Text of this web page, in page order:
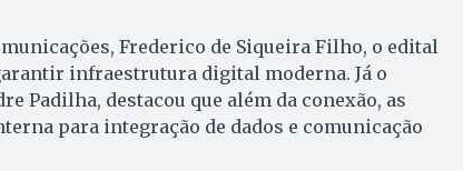
Frederico de Siqueira Filho, o edital
infraestrutura digital moderna. Já o
Padilha, destacou que além da conexão, as
para integração de dados e comunicação